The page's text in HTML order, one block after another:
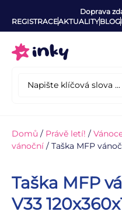
Doprava
REGISTRACEAKTUALITYBLOG
Domů / Právě letí! /
vánoční / Taška MFP
Taška MFP
V33